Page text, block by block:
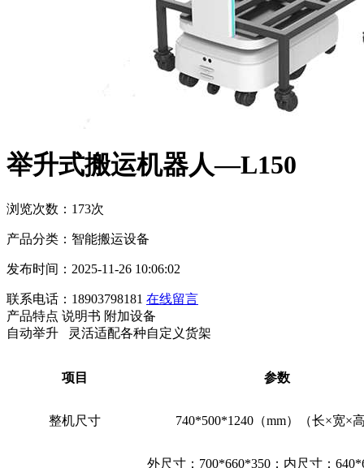
举升式搬运机器人—L150
浏览次数：173次
产品分类：智能搬运设备
发布时间：2025-11-26 10:06:02
联系电话：18903798181 在线留言
产品特点 说明书 附加设备
自动举升 灵活适配各种自定义货架
项目 参数
整机尺寸 740*500*1240（mm）（长×宽×
外尺寸：700*660*350；内尺寸：